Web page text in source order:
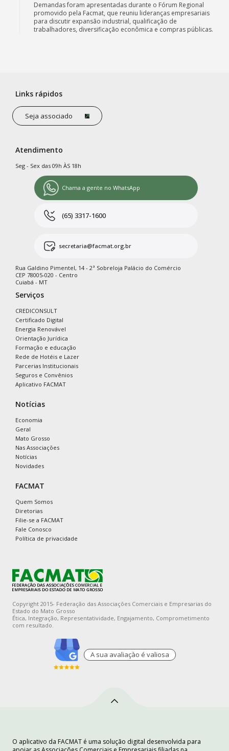
Demandas foram apresentadas durante o Fórum Regional
promovido pela Facmat, que reuniu lideranças empresariais
para discutir expansão industrial, qualificação de
trabalhadores, diversificação econômica e compras públicas.
Links rápidos
Seja associado
Atendimento
Seg - Sex das 09h ÀS 18h
Chama a gente no WhatsApp
(65) 3317-1600
secretaria@facmat.org.br
Rua Galdino Pimentel, 14 - 2ª Sobreloja Palácio do Comércio
CEP 78005-020 - Centro
Cuiabá - MT
Serviços
CREDICONSULT
Certificado Digital
Energia Renovável
Orientação Jurídica
Formação e educação
Rede de Hotéis e Lazer
Parcerias Institucionais
Seguros e Convênios
Aplicativo FACMAT
Notícias
Economia
Geral
Mato Grosso
Nas Associações
Notícias
Novidades
FACMAT
Quem Somos
Diretorias
Filie-se a FACMAT
Fale Conosco
Política de privacidade
Copyright 2015- Federação das Associações Comerciais e Empresarias do
Estado do Mato Grosso
Ética, Integração, Representatividade, Engajamento, Comprometimento
com resultado.
A sua avaliaçào é valiosa
O aplicativo da FACMAT é uma solução digital desenvolvida para